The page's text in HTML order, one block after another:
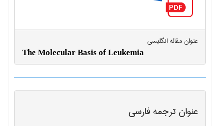
عنوان مقاله انگليسی
The Molecular Basis of Leukemia
عنوان ترجمه فارسی